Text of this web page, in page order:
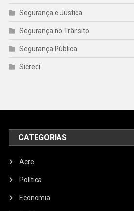
Segurança e Justiça
Segurança no Trânsito
Segurança Pública
Sicredi
CATEGORIAS
Acre
Política
Economia